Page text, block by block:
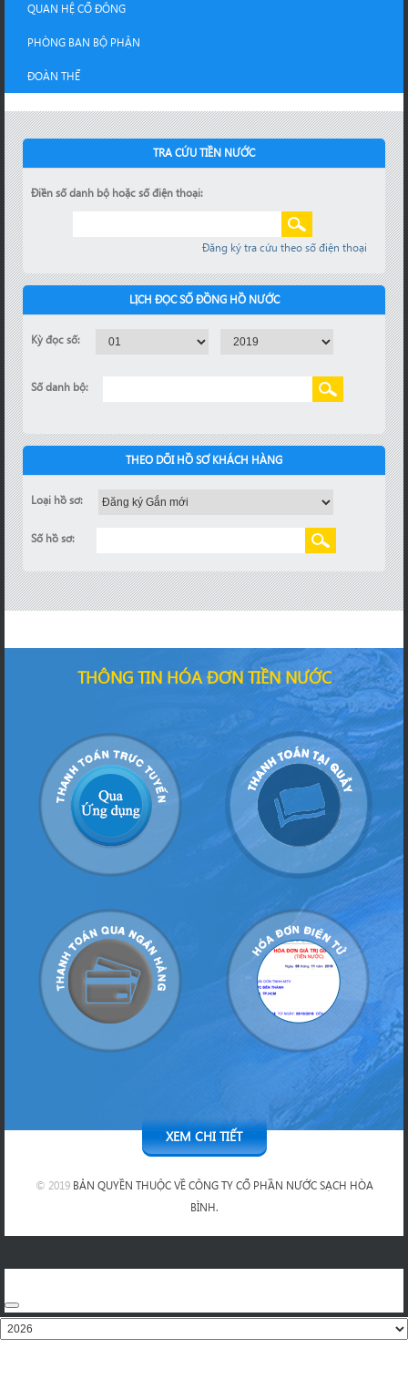
QUAN HỆ CỔ ĐÔNG
PHÒNG BAN BỘ PHẬN
ĐOÀN THỂ
TRA CỨU TIỀN NƯỚC
Điền số danh bộ hoặc số điện thoại:
Đăng ký tra cứu theo số điện thoại
LỊCH ĐỌC SỐ ĐỒNG HỒ NƯỚC
Kỳ đọc số:
Số danh bộ:
THEO DÕI HỒ SƠ KHÁCH HÀNG
Loại hồ sơ:
Số hồ sơ:
THÔNG TIN HÓA ĐƠN TIỀN NƯỚC
XEM CHI TIẾT
© 2019BẢN QUYỀN THUỘC VỀ CÔNG TY CỔ PHẦN NƯỚC SẠCH HÒA
BÌNH.